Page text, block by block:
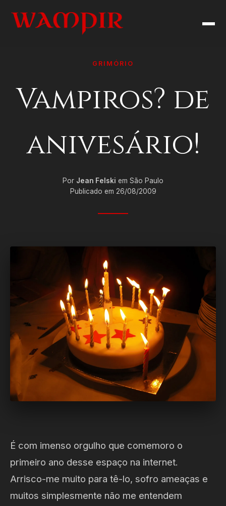
GRIMÓRIO
Vampiros? de
anivesário!
Por Jean Felski em São Paulo
Publicado em 26/08/2009
É com imenso orgulho que comemoro o
primeiro ano desse espaço na internet.
Arrisco-me muito para tê-lo, sofro ameaças e
muitos simplesmente não me entendem